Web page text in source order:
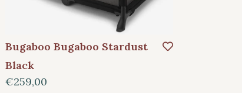
Bugaboo Bugaboo Stardust
Black
€259,00